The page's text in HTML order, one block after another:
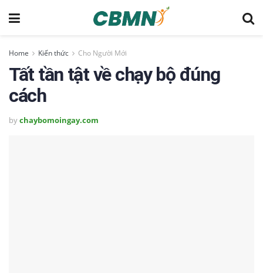
Home Kiến thức Cho Người Mới
Tất tần tật về chạy bộ đúng
cách
bychaybomoingay.com